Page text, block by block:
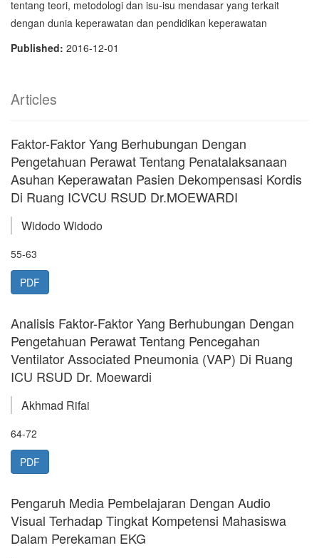
tentang teori, metodologi dan isu-isu mendasar yang terkait
dengan dunia keperawatan dan pendidikan keperawatan
Published: 2016-12-01
Articles
Faktor-Faktor Yang Berhubungan Dengan
Pengetahuan Perawat Tentang Penatalaksanaan
Asuhan Keperawatan Pasien Dekompensasi Kordis
Di Ruang ICVCU RSUD Dr.MOEWARDI
Widodo Widodo
55-63
PDF
Analisis Faktor-Faktor Yang Berhubungan Dengan
Pengetahuan Perawat Tentang Pencegahan
Ventilator Associated Pneumonia (VAP) Di Ruang
ICU RSUD Dr. Moewardi
Akhmad Rifai
64-72
PDF
Pengaruh Media Pembelajaran Dengan Audio
Visual Terhadap Tingkat Kompetensi Mahasiswa
Dalam Perekaman EKG